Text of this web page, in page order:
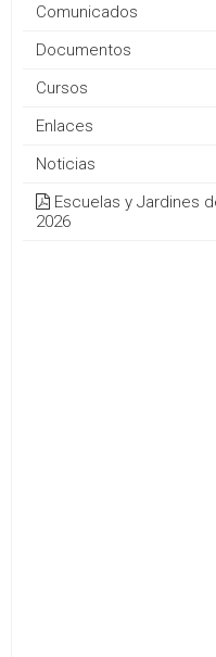
Comunicados
Documentos
Cursos
Enlaces
Noticias
Escuelas y Jardines
2026